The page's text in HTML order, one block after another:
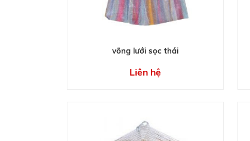
võng lưới sọc thái
Liên hệ